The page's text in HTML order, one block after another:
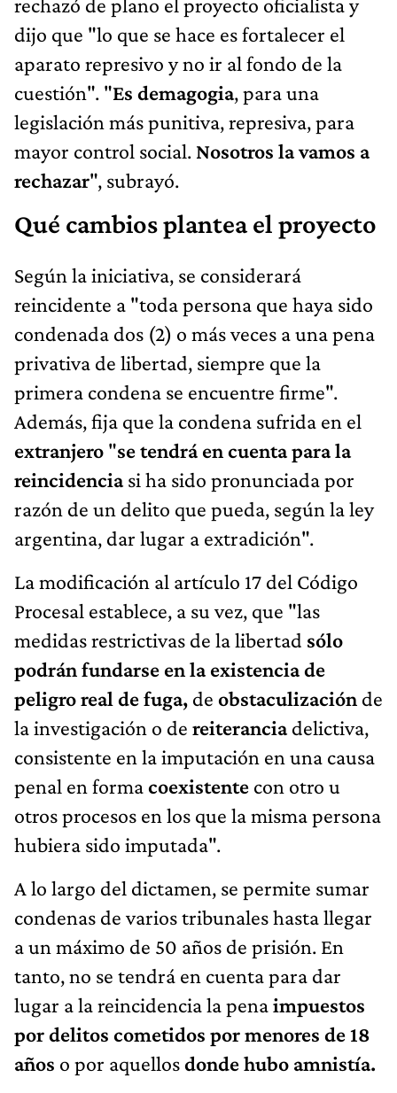
dijo que "lo que se hace es fortalecer el
aparato represivo y no ir al fondo de la
cuestión". "Es demagogia, para una
legislación más punitiva, represiva, para
mayor control social. Nosotros la vamos a
rechazar", subrayó.
Qué cambios plantea el proyecto
Según la iniciativa, se considerará
reincidente a "toda persona que haya sido
condenada dos (2) o más veces a una pena
privativa de libertad, siempre que la
primera condena se encuentre firme".
Además, fija que la condena sufrida en el
extranjero "se tendrá en cuenta para la
reincidenciasi ha sido pronunciada por
razón de un delito que pueda, según la ley
argentina, dar lugar a extradición".
La modificación al artículo 17 del Código
Procesal establece, a su vez, que "las
medidas restrictivas de la libertad sólo
podrán fundarse en la existencia de
peligro real de fuga, de obstaculización de
la investigación o de reiteranciadelictiva,
consistente en la imputación en una causa
penal en formacoexistente con otro u
otros procesos en los que la misma persona
hubiera sido imputada".
A lo largo del dictamen, se permite sumar
condenas de varios tribunales hasta llegar
a un máximo de 50 años de prisión. En
tanto, no se tendrá en cuenta para dar
lugar a la reincidencia la penaimpuestos
por delitos cometidos por menores de 18
años o por aquellosdonde hubo amnistía.